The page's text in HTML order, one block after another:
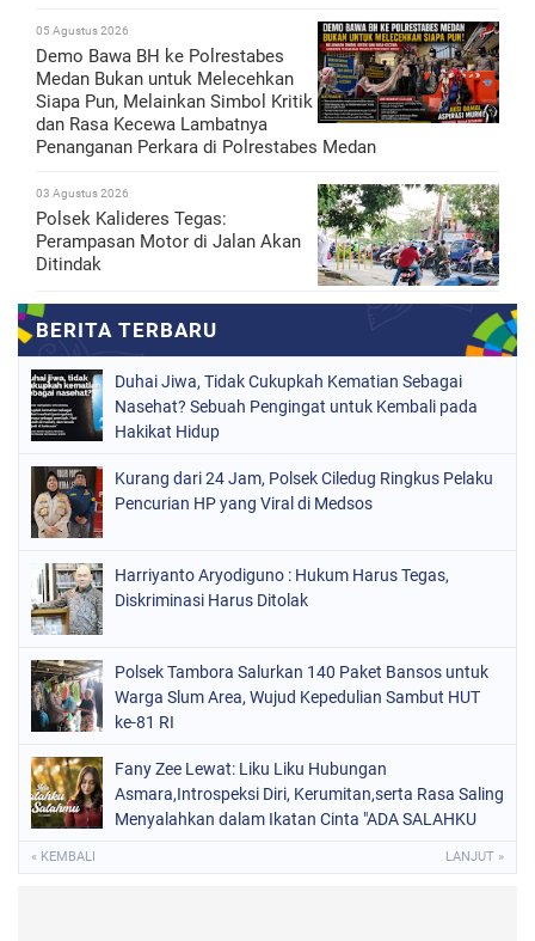
05 Agustus 2026
Demo Bawa BH ke Polrestabes
Medan Bukan untuk Melecehkan
Siapa Pun, Melainkan Simbol Kritik
dan Rasa Kecewa Lambatnya
Penanganan Perkara di Polrestabes Medan
03 Agustus 2026
Polsek Kalideres Tegas:
Perampasan Motor di Jalan Akan
Ditindak
Duhai Jiwa, Tidak Cukupkah Kematian Sebagai
Nasehat? Sebuah Pengingat untuk Kembali pada
Hakikat Hidup
Kurang dari 24 Jam, Polsek Ciledug Ringkus Pelaku
Pencurian HP yang Viral di Medsos
Harriyanto Aryodiguno : Hukum Harus Tegas,
Diskriminasi Harus Ditolak
Polsek Tambora Salurkan 140 Paket Bansos untuk
Warga Slum Area, Wujud Kepedulian Sambut HUT
ke-81 RI
Fany Zee Lewat: Liku Liku Hubungan
Asmara,Introspeksi Diri, Kerumitan,serta Rasa Saling
Menyalahkan dalam Ikatan Cinta "ADA SALAHKU
« KEMBALI LANJUT »